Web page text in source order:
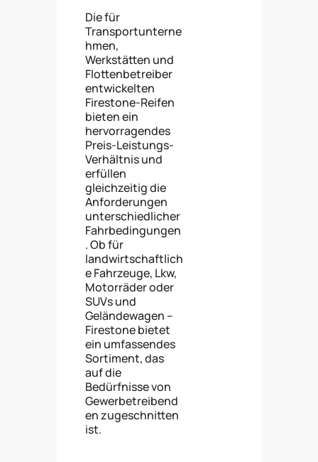
Die für
Transportunterne
hmen,
Werkstätten und
Flottenbetreiber
entwickelten
Firestone-Reifen
bieten ein
hervorragendes
Preis-Leistungs-
Verhältnis und
erfüllen
gleichzeitig die
Anforderungen
unterschiedlicher
Fahrbedingungen
. Ob für
landwirtschaftlich
e Fahrzeuge, Lkw,
Motorräder oder
SUVs und
Geländewagen –
Firestone bietet
ein umfassendes
Sortiment, das
auf die
Bedürfnisse von
Gewerbetreibend
en zugeschnitten
ist.